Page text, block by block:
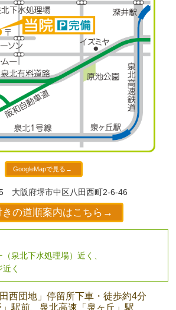
GoogleMapで見る→
大阪府堺市中区八田西町2-6-46
きの道順案内はこちら→
泉北下水処理場）近く、
く
田西団地」停留所下車・徒歩約4分
駅前、 泉北高速「泉ヶ丘」駅